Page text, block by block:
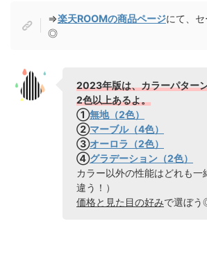
⇒楽天ROOMの商品ページにて、
◎
2023年版は、カラーパター
2色以上あるよ。
①無地（2色）
②マーブル（4色）
③オーロラ（2色）
④グラデーション（2色）
カラー以外の性能はどれも一
違う！）
価格と見た目の好みで選ぼ